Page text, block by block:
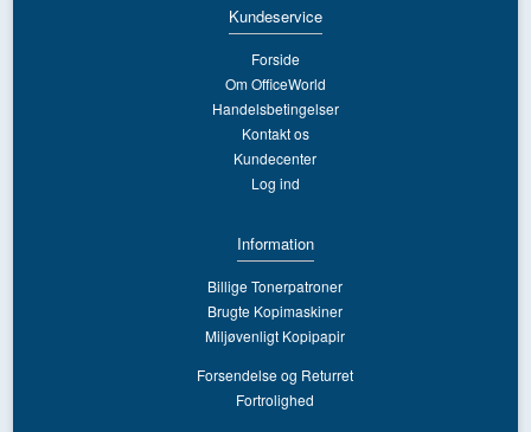
Kundeservice
Forside
Om OfficeWorld
Handelsbetingelser
Kontakt os
Kundecenter
Log ind
Information
Billige Tonerpatroner
Brugte Kopimaskiner
Miljøvenligt Kopipapir
Forsendelse og Returret
Fortrolighed